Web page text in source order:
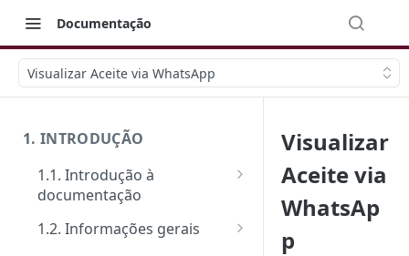
Documentação
Visualizar Aceite via WhatsApp
1. INTRODUÇÃO
1.1. Introdução à
documentação
Primeiros passos
1.2. Informações gerais
Visualizar
Aceite via
WhatsAp
p